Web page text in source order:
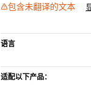
包含未翻译的文本
语言
适配以下产品：